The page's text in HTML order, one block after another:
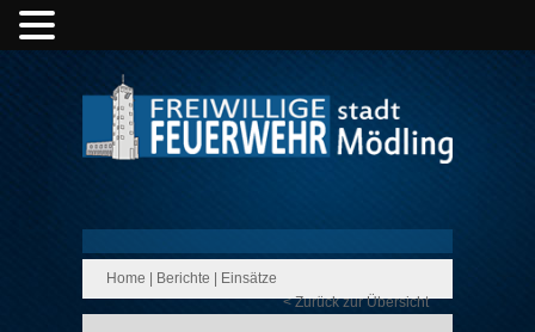
Home Berichte
Einsätze
< Zurück zur Übersicht